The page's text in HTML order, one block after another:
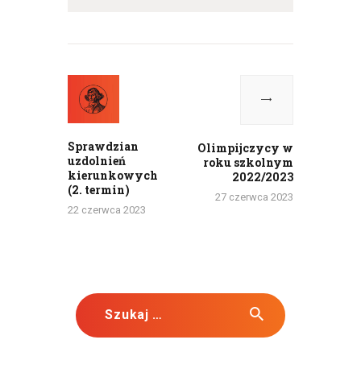
wpisu
Sprawdzian
uzdolnień
kierunkowych
(2. termin)
22 czerwca 2023
Olimpijczycy w
roku szkolnym
2022/2023
27 czerwca 2023
Szukaj: